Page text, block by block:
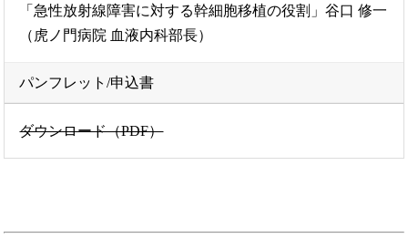
「急性放射線障害に対する幹細胞移植の役割」谷口 修一
（虎ノ門病院 血液内科部長）
パンフレット/申込書
ダウンロード（PDF）